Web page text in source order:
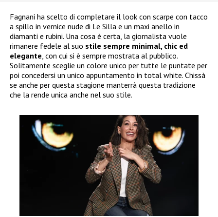
Fagnani ha scelto di completare il look con scarpe con tacco
a spillo in vernice nude di Le Silla e un maxi anello in
diamanti e rubini. Una cosa è certa, la giornalista vuole
rimanere fedele al suo stile sempre minimal, chic ed
elegante, con cui si è sempre mostrata al pubblico.
Solitamente sceglie un colore unico per tutte le puntate per
poi concedersi un unico appuntamento in total white. Chissà
se anche per questa stagione manterrà questa tradizione
che la rende unica anche nel suo stile.